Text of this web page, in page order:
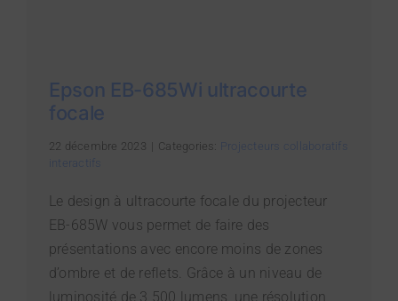
Epson EB-685Wi ultracourte
focale
22 décembre 2023 Categories: Projecteurs collaboratifs
interactifs
Le design à ultracourte focale du projecteur
EB-685W vous permet de faire des
présentations avec encore moins de zones
d’ombre et de reflets. Grâce à un niveau de
luminosité de 3 500 lumens, une résolution